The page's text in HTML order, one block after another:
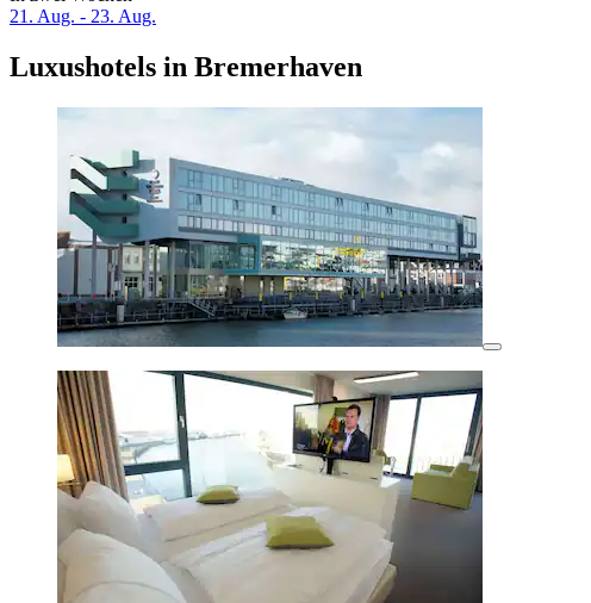
21. Aug. - 23. Aug.
Luxushotels in Bremerhaven